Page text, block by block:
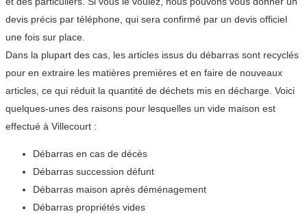
devis précis par téléphone, qui sera confirmé par un devis officiel
une fois sur place.
Dans la plupart des cas, les articles issus du débarras sont recyclés
pour en extraire les matières premières et en faire de nouveaux
articles, ce qui réduit la quantité de déchets mis en décharge. Voici
quelques-unes des raisons pour lesquelles un vide maison est
effectué à Villecourt :
Débarras en cas de décès
Débarras succession défunt
Débarras maison après déménagement
Débarras propriétés vides